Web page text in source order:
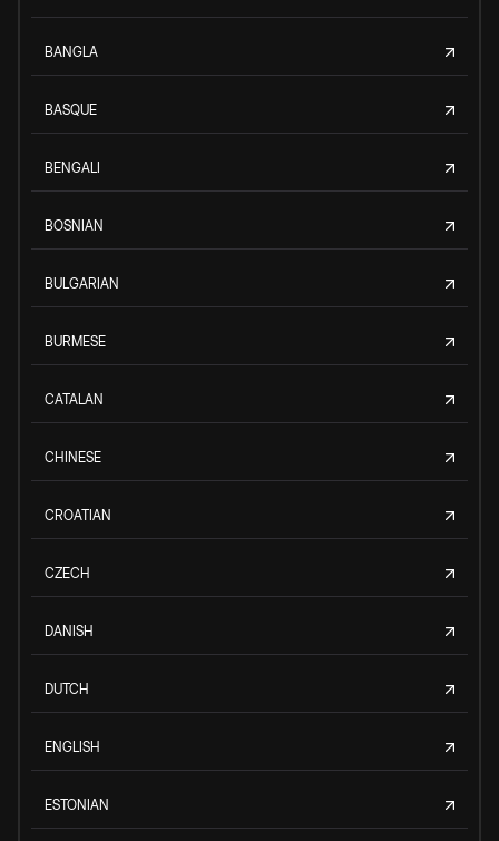
BANGLA
BASQUE
BENGALI
BOSNIAN
BULGARIAN
BURMESE
CATALAN
CHINESE
CROATIAN
CZECH
DANISH
DUTCH
ENGLISH
ESTONIAN